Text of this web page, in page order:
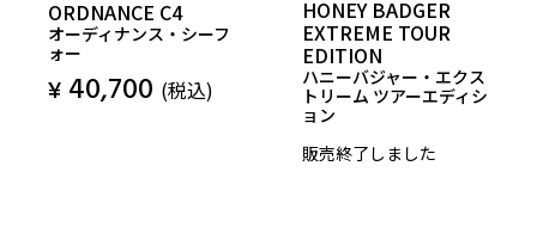
ORDNANCE C4
オーディナンス・シーフ
ォー
¥ 40,700 (税込)
HONEY BADGER
EXTREME TOUR
EDITION
ハニーバジャー・エクス
トリーム ツアーエディシ
ョン
販売終了しました